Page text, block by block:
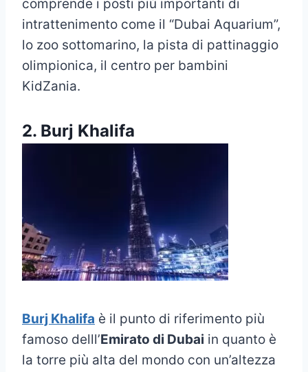
comprende i posti più importanti di
intrattenimento come il “Dubai Aquarium”,
lo zoo sottomarino, la pista di pattinaggio
olimpionica, il centro per bambini
KidZania.
2. Burj Khalifa
Burj Khalifa è il punto di riferimento più
famoso delll’Emirato di Dubai in quanto è
la torre più alta del mondo con un’altezza